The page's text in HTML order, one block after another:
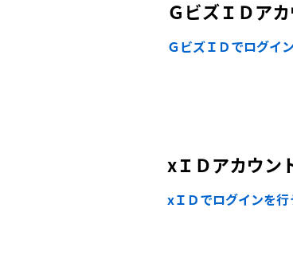
ＧビズＩＤア
ＧビズＩＤでログイ
xＩＤアカウン
xＩＤでログインを行